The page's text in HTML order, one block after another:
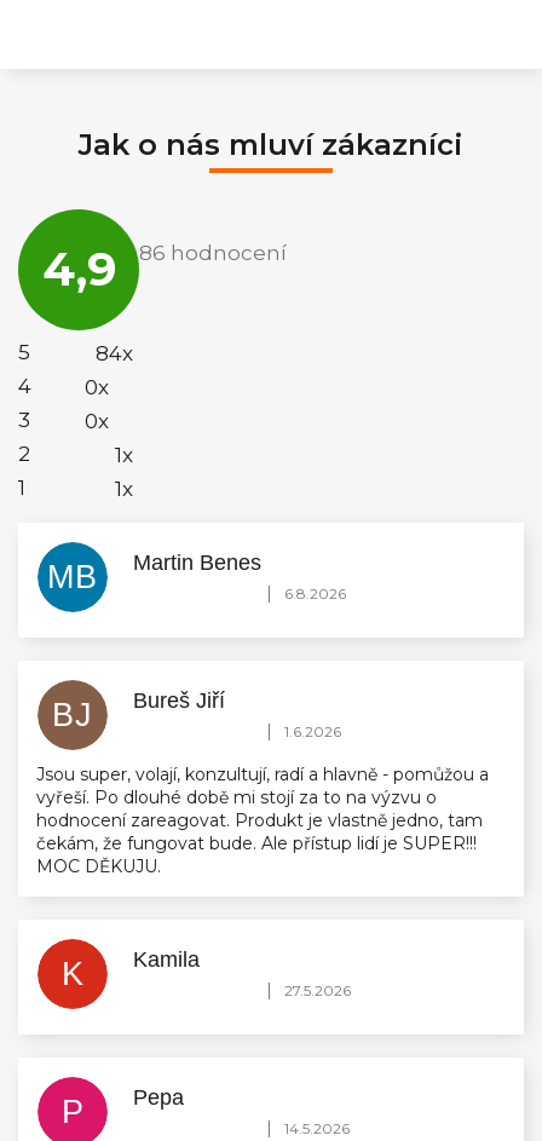
Jak o nás mluví zákazníci
4,9
hodnocení
obchodu
je
86 hodnocení
5
84x
4
0x
3
0x
2
1x
1
1x
MB Martin Benes
Hodnocení obchodu je 5 z 5 hvězdiček.
| 6.8.2026
BJ Bureš Jiří
Hodnocení obchodu je 5 z 5 hvězdiček.
| 1.6.2026
Jsou super, volají, konzultují, radí a hlavně - pomůžou a
vyřeší. Po dlouhé době mi stojí za to na výzvu o
hodnocení zareagovat. Produkt je vlastně jedno, tam
čekám, že fungovat bude. Ale přístup lidí je SUPER!!!
MOC DĚKUJU.
K Kamila
Hodnocení obchodu je 5 z 5 hvězdiček.
| 27.5.2026
P Pepa
Hodnocení obchodu je 5 z 5 hvězdiček.
| 14.5.2026